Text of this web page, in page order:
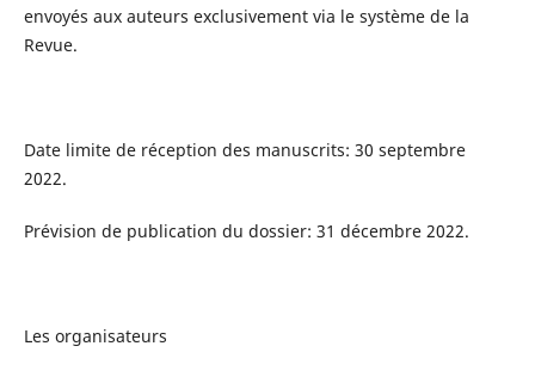
envoyés aux auteurs exclusivement via le système de la
Revue.
Date limite de réception des manuscrits: 30 septembre
2022.
Prévision de publication du dossier: 31 décembre 2022.
Les organisateurs